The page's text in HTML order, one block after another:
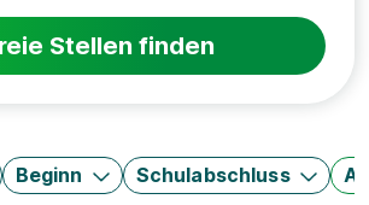
Stellen finden
Beginn Schulabschluss